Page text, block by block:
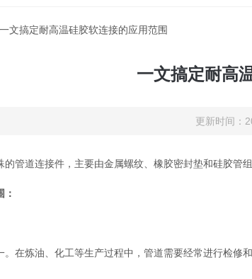
文搞定耐高温硅胶软连接的应用范围
一文搞定耐高
更新时间
的管道连接件，主要由金属螺纹、橡胶密封垫和硅胶管
炼油、化工等生产过程中，管道需要经常进行检修